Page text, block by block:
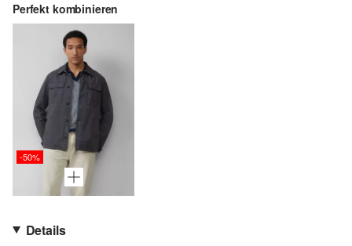
Perfekt kombinieren
-50%
Details